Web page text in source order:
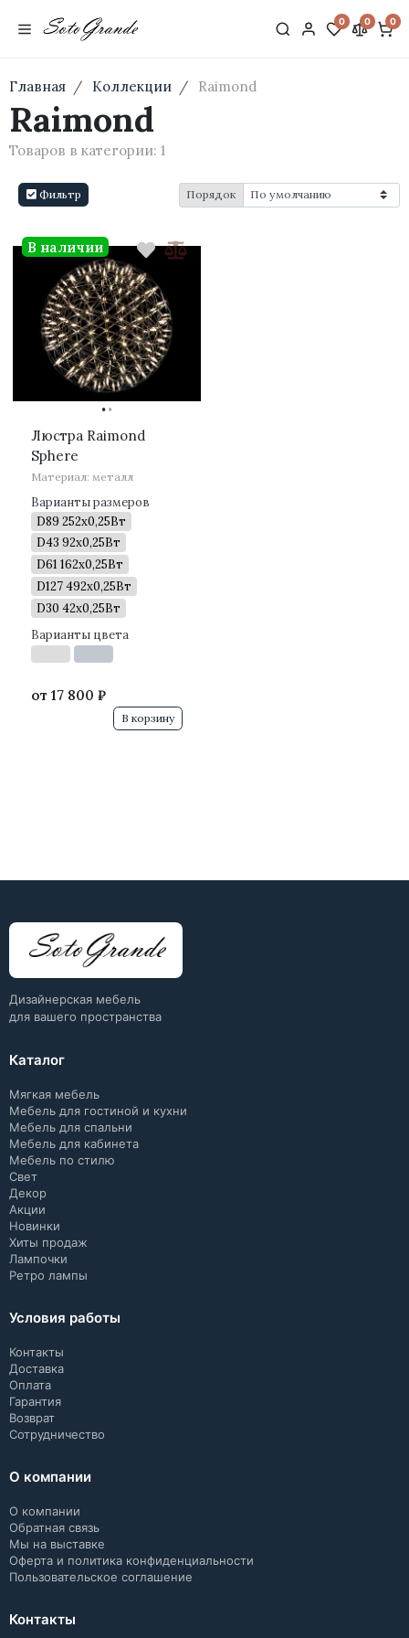
0 0 0
Главная Коллекции Raimond
Raimond
Товаров в категории: 1
Фильтр Порядок
··
Люстра Raimond
Sphere
Материал: металл
Варианты размеров
D89 252х0,25Вт
D43 92х0,25Вт
D61 162х0,25Вт
D127 492х0,25Вт
D30 42x0,25Вт
Варианты цвета
от 17 800 ₽
В наличии
В корзину
Дизайнерская мебель
для вашего пространства
Каталог
Мягкая мебель
Мебель для гостиной и кухни
Мебель для спальни
Мебель для кабинета
Мебель по стилю
Свет
Декор
Акции
Новинки
Хиты продаж
Лампочки
Ретро лампы
Условия работы
Контакты
Доставка
Оплата
Гарантия
Возврат
Сотрудничество
О компании
О компании
Обратная связь
Мы на выставке
Оферта и политика конфиденциальности
Пользовательское соглашение
Контакты